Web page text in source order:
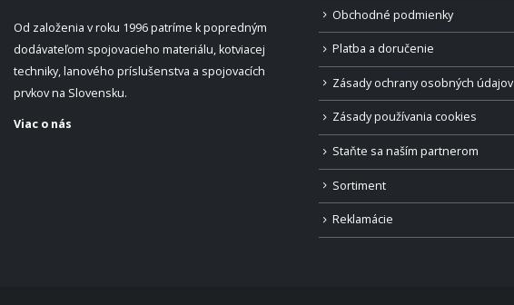
Od založenia v roku 1996 patríme k popredným
dodávateľom spojovacieho materiálu, kotviacej
techniky, lanového príslušenstva a spojovacích
prvkov na Slovensku.
Viac o nás
Obchodné podmienky
Platba a doručenie
Zásady ochrany osobných údajov
Zásady používania cookies
Staňte sa naším partnerom
Sortiment
Reklamácie